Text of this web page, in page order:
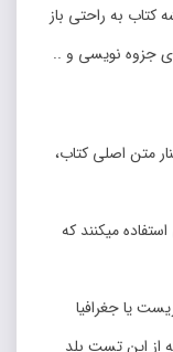
به راحتی باز
جزوه نویسی و ..
متن اصلی کتاب،
میکنند که
یا جغرافیا
از این تست بلد